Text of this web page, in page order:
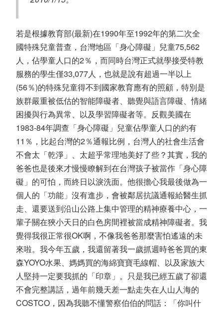
若是根據教育部(最新)在1990年至1992年的第二次全
國特殊兒童普查，台灣地區「身心障礙」兒童75,562
人，佔學童人口的2％，而同時台灣正式就學接受特教
服務的學生僅33,077人，也就是說有超過一半以上
(56％)的特殊兒童得不到國家教育應有的照顧，特別是
族群嚴重被低估的智能障礙者、聽覺與語言障礙、情緒
困擾與行為異常、以及學習障礙者等。反觀美國在
1983-84年調查「身心障礙」兒童佔學童人口的約有
11％，比起台灣的2％通報比例，台灣人的社會生活會
不會太「乾淨」、太超乎常理地美好了些？其實，我的
爸爸也是後來才慢慢瞭解到在台灣孩子被當作「身心障
礙」的可怕，而終日以淚洗面。他很擔心我最後做為一
個人的「功能」沒有進步，會被鄰居抗議通報給醫生抓
走、還要送到沿山公路上集中管理的精神療養中心，一
輩子關在狹小天日的白色房間裡被當成精神障礙者。我
覺得我很正常很OK啊，不像我爸爸那麼害怕遙遠的未
來啦。我今年五歲，我還留著我一歲抓週時爸爸買的東
森YOYO水果、媽媽買的海綿寶寶毛線帽、以及家族大
人堅持一定要我抓的「印章」。只是我已經五歲了卻還
不會完整講話，過年前幾天差一點走失在人山人海的
COSTCO，因為我聽不懂警察伯伯的問話：「你叫什